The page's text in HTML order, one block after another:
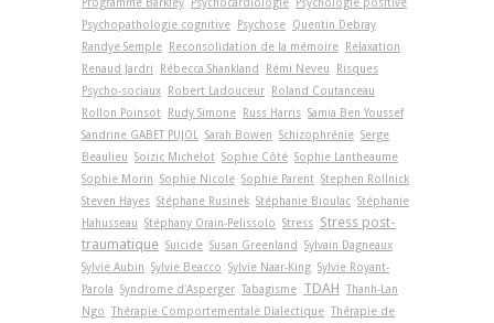
Psychopathologie cognitive Psychose Quentin Debray
Randye Semple Reconsolidation de la mémoire Relaxation
Renaud Jardri
Rébecca Shankland Rémi Neveu
Risques
Psycho-sociaux Robert Ladouceur Roland Coutanceau
Rollon Poinsot Rudy Simone Russ Harris Samia Ben Youssef
Sandrine GABET PUJOL
Sarah Bowen Schizophrénie Serge
Beaulieu Soizic Michelot Sophie Côté Sophie Lantheaume
Sophie Morin Sophie Nicole Sophie Parent Stephen Rollnick
Steven Hayes Stéphane Rusinek Stéphanie Bioulac Stéphanie
Hahusseau Stéphany Orain-Pelissolo Stress Stress post-
traumatique Suicide Susan Greenland Sylvain Dagneaux
Sylvie Aubin Sylvie Beacco Sylvie Naar-King Sylvie Royant-
Parola Syndrome d'Asperger Tabagisme TDAH Thanh-Lan
Ngo Thérapie Comportementale Dialectique Thérapie de